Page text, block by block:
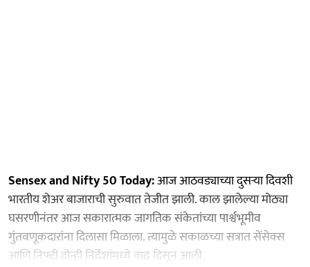
Sensex and Nifty 50 Today:आज आठवड्याच्या दुसऱ्या दिवशी
भारतीय शेअर बाजाराची सुरुवात तेजीत झाली. काल झालेल्या मोठ्या
घसरणीनंतर आज सकारात्मक जागतिक संकेतांच्या पार्श्वभूमीव
गुंतवणूकदारांना दिलासा मिळाला. त्यामुळे सकाळच्या सत्रात सेंसेक्स
आणि निफ्टी दोन्ही निर्देशांमध्ये वाढ दिसून आली.